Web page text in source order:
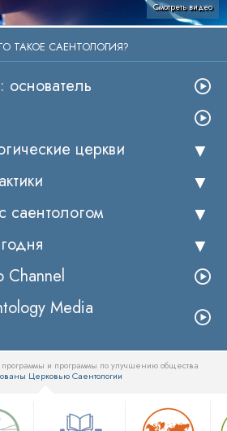
Смотреть видео
ТАКОЕ САЕНТОЛОГИЯ?
церкви
саентологом
Channel
Media
и программы по улучшению общества
Церковью Саентологии